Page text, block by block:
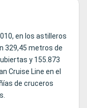
en los astilleros
329,45 metros de
y 155.873
Cruise Line en el
de cruceros